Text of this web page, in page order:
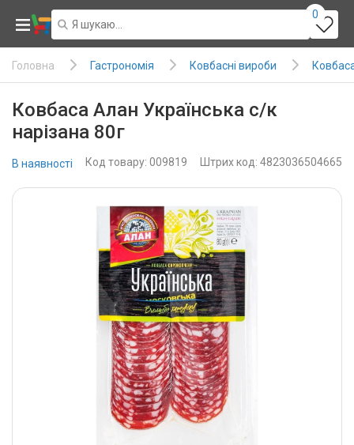
0
Головна Гастрономія Ковбасні вироби
Ковбаса Алан Українська с/к
нарізана 80г
В наявності Код товару: 009819 Штрих код: 4823036504665